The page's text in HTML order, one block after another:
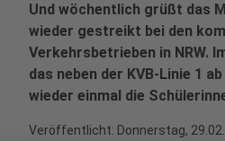
Und wöchentlich grüßt das
wieder gestreikt bei den
Verkehrsbetrieben in NRW.
das neben der KVB-Linie 1
wieder einmal die
Veröffentlicht: Donnerstag,